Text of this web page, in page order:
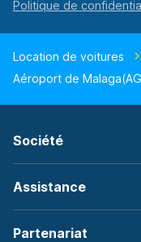
Location de voitures
Aéroport de
Société
Assistance
Partenariat